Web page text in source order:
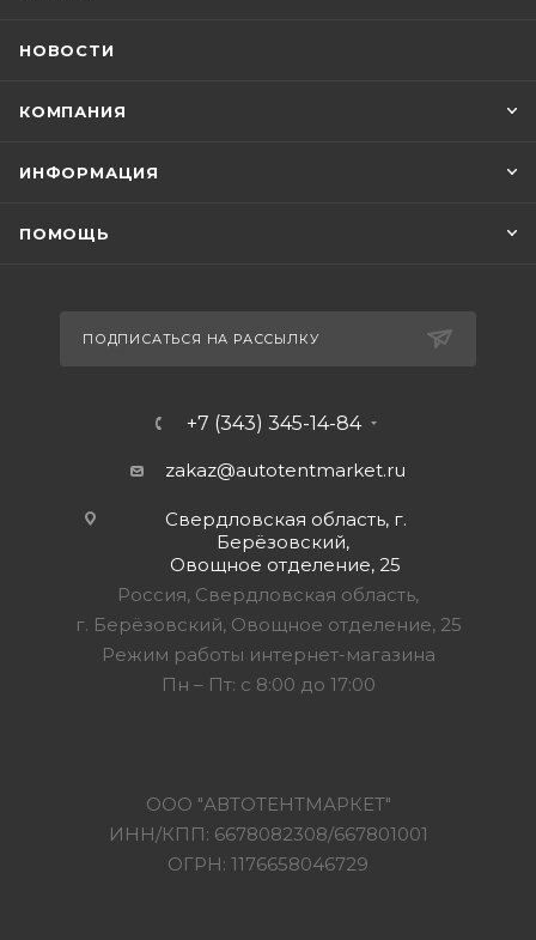
НОВОСТИ
КОМПАНИЯ
ИНФОРМАЦИЯ
ПОМОЩЬ
ПОДПИСАТЬСЯ НА РАССЫЛКУ
+7 (343) 345-14-84
zakaz@autotentmarket.ru
Свердловская область, г.
Берёзовский,
Овощное отделение, 25
Россия, Свердловская область,
г. Берёзовский, Овощное отделение, 25
Режим работы интернет-магазина
Пн – Пт: с 8:00 до 17:00
ООО "АВТОТЕНТМАРКЕТ"
ИНН/КПП: 6678082308/667801001
ОГРН: 1176658046729